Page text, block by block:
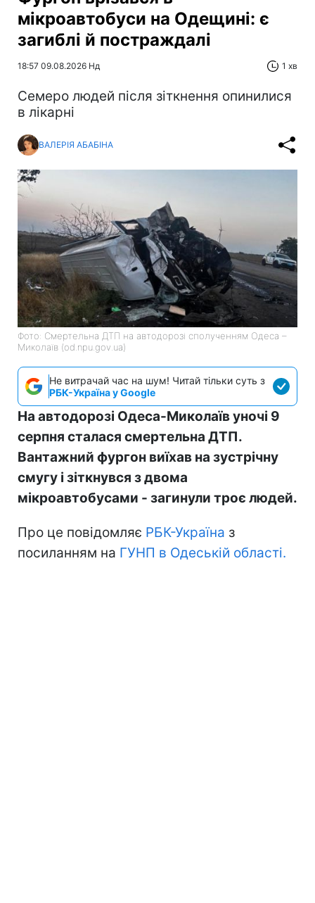
мікроавтобуси на Одещині: є
загиблі й постраждалі
18:57 09.08.2026 Нд 1 хв
Cемеро людей після зіткнення опинилися
в лікарні
ВАЛЕРІЯ АБАБІНА
Фото: Смертельна ДТП на автодорозі сполученням Одеса –
Миколаїв (od.npu.gov.ua)
Не витрачай час на шум! Читай тільки суть з
РБК-Україна у Google
На автодорозі Одеса-Миколаїв уночі 9
серпня сталася смертельна ДТП.
Вантажний фургон виїхав на зустрічну
смугу і зіткнувся з двома
мікроавтобусами - загинули троє людей.
Про це повідомляє РБК-Україна з
посиланням на ГУНП в Одеській області.